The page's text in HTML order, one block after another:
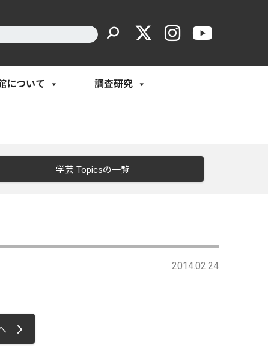
について 調査研究
学芸 Topicsの一覧
2014.02.24